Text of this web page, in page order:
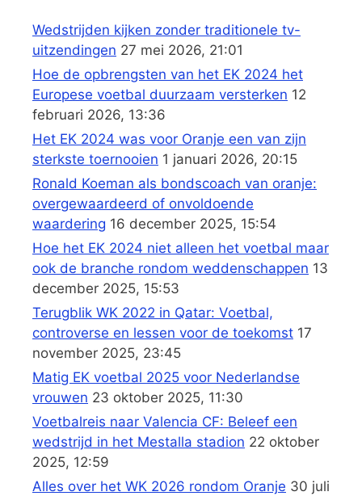
Wedstrijden kijken zonder traditionele tv-
uitzendingen 27 mei 2026, 21:01
Hoe de opbrengsten van het EK 2024 het
Europese voetbal duurzaam versterken 12
februari 2026, 13:36
Het EK 2024 was voor Oranje een van zijn
sterkste toernooien 1 januari 2026, 20:15
Ronald Koeman als bondscoach van oranje:
overgewaardeerd of onvoldoende
waardering 16 december 2025, 15:54
Hoe het EK 2024 niet alleen het voetbal maar
ook de branche rondom weddenschappen 13
december 2025, 15:53
Terugblik WK 2022 in Qatar: Voetbal,
controverse en lessen voor de toekomst 17
november 2025, 23:45
Matig EK voetbal 2025 voor Nederlandse
vrouwen 23 oktober 2025, 11:30
Voetbalreis naar Valencia CF: Beleef een
wedstrijd in het Mestalla stadion 22 oktober
2025, 12:59
Alles over het WK 2026 rondom Oranje 30 juli